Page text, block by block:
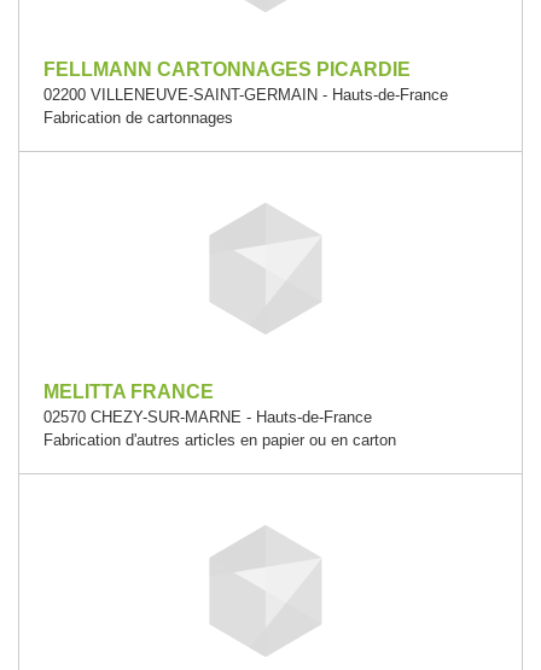
FELLMANN CARTONNAGES PICARDIE
02200 VILLENEUVE-SAINT-GERMAIN - Hauts-de-France
Fabrication de cartonnages
MELITTA FRANCE
02570 CHEZY-SUR-MARNE - Hauts-de-France
Fabrication d'autres articles en papier ou en carton